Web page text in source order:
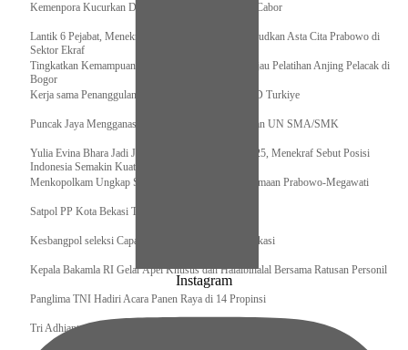
Kemenpora Kucurkan Dana untuk Pelatnas pada 13 Cabor
Lantik 6 Pejabat, Menekraf Tegaskan Komitmen Wujudkan Asta Cita Prabowo di
Sektor Ekraf
Tingkatkan Kemampuan K9 TNI, Panglima TNI Tinjau Pelatihan Anjing Pelacak di
Bogor
Kerja sama Penanggulangan Bencana BNPB – AFAD Turkiye
Puncak Jaya Mengganas, TNI-POLRI Solid Amankan UN SMA/SMK
Yulia Evina Bhara Jadi Juri Festival Film Cannes 2025, Menekraf Sebut Posisi
Indonesia Semakin Kuat
Menkopolkam Ungkap Spirit Persatuan dan Kebersamaan Prabowo-Megawati
Satpol PP Kota Bekasi Tertibkan PPKS
Kesbangpol seleksi Capaska 736 Siswa/i se-Kota Bekasi
Kepala Bakamla RI Gelar Apel Khusus dan Halalbihalal Bersama Ratusan Personil
Panglima TNI Hadiri Acara Panen Raya di 14 Propinsi
Tri Adhianto : Kota Bekasi Bisa Mempertahankan Keharmonisasian
Instagram